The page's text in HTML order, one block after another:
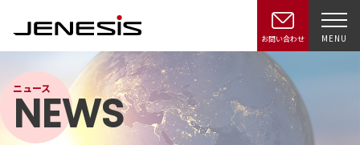
お問い合わせ MENU
ニュース
NEWS